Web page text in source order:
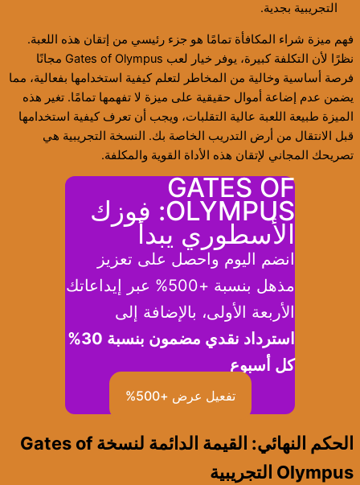
التجريبية بجدية.
فهم ميزة شراء المكافأة تمامًا هو جزء رئيسي من إتقان هذه اللعبة.
نظرًا لأن التكلفة كبيرة، يوفر خيار لعب Gates of Olympus مجانًا
فرصة أساسية وخالية من المخاطر لتعلم كيفية استخدامها بفعالية، مما
يضمن عدم إضاعة أموال حقيقية على ميزة لا تفهمها تمامًا. تغير هذه
الميزة طبيعة اللعبة عالية التقلبات، ويجب أن تعرف كيفية استخدامها
قبل الانتقال من أرض التدريب الخاصة بك. النسخة التجريبية هي
تصريحك المجاني لإتقان هذه الأداة القوية والمكلفة.
GATES OF
OLYMPUS: فوزك
الأسطوري يبدأ
انضم اليوم واحصل على تعزيز
مذهل بنسبة +500% عبر إيداعاتك
الأربعة الأولى، بالإضافة إلى
استرداد نقدي مضمون بنسبة 30%
كل أسبوع
تفعيل عرض +500%
الحكم النهائي: القيمة الدائمة لنسخة Gates of
Olympus التجريبية